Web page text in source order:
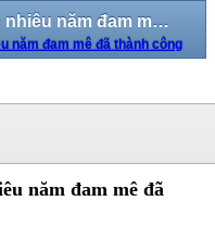
Dự án máy phay sắt sau bao nhiêu năm đam mê đã thành công
năm đam mê đã thành công
năm đam mê đã